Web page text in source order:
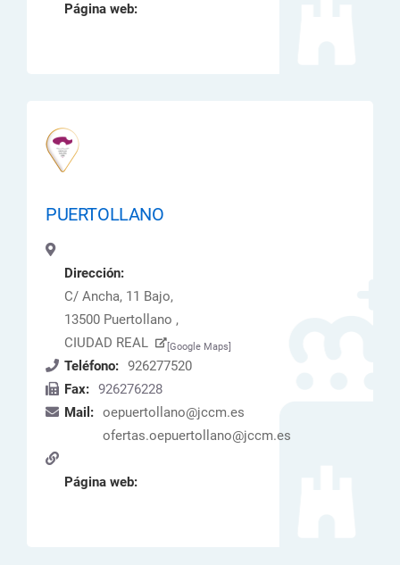
Página web:
PUERTOLLANO
Dirección:
C/ Ancha, 11 Bajo,
13500 Puertollano ,
CIUDAD REAL
[Google Maps]
Teléfono: 926277520
Fax: 926276228
Mail: oepuertollano@jccm.es
ofertas.oepuertollano@jccm.es
Página web: